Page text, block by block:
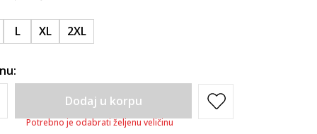
L XL 2XL
Dodaj u korpu
Potrebno je odabrati željenu veličinu